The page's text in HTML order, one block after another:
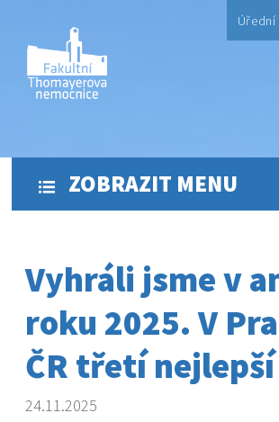
Úřední
ZOBRAZIT MENU
Vyhráli jsme v
roku 2025. V
ČR třetí
24.11.2025